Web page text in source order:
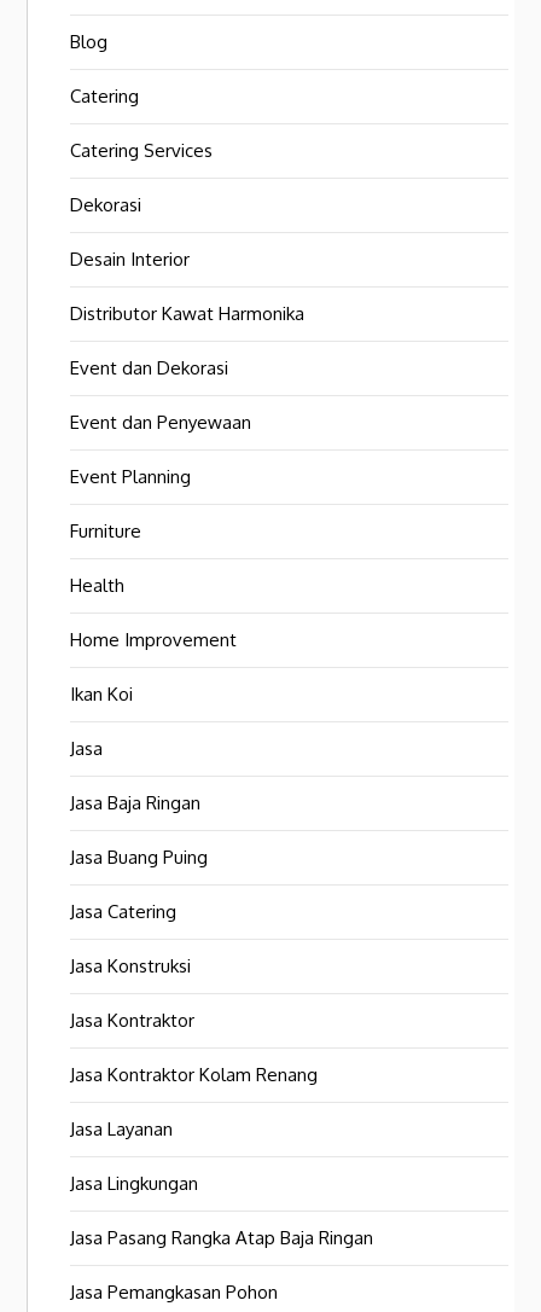
Blog
Catering
Catering Services
Dekorasi
Desain Interior
Distributor Kawat Harmonika
Event dan Dekorasi
Event dan Penyewaan
Event Planning
Furniture
Health
Home Improvement
Ikan Koi
Jasa
Jasa Baja Ringan
Jasa Buang Puing
Jasa Catering
Jasa Konstruksi
Jasa Kontraktor
Jasa Kontraktor Kolam Renang
Jasa Layanan
Jasa Lingkungan
Jasa Pasang Rangka Atap Baja Ringan
Jasa Pemangkasan Pohon